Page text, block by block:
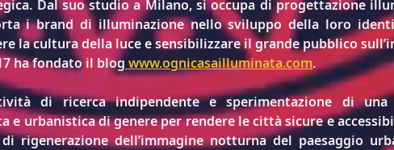
Dal suo studio a Milano, si occupa di progettazione
i brand di illuminazione nello sviluppo della loro
la cultura della luce e sensibilizzare il grande pubblico
ha fondato il blog www.ognicasailluminata.com.
di ricerca indipendente e sperimentazione di una
e urbanistica di genere per rendere le città sicure e
rigenerazione dell’immagine notturna del paesaggio